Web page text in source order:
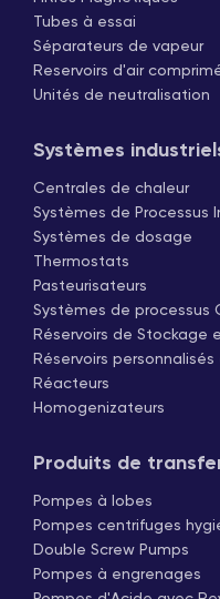
Tubes à essai
Séparateurs de vapeur
Reservoirs d'air
Unités de neutralisation
Systèmes
Centrales de chaleur
Systèmes de Processus
Systèmes de dosage
Thermostats
Pasteurisateurs
Systèmes de processus
Réservoirs de Stockage
Réservoirs
Réacteurs
Homogenizateurs
Produits de
Pompes à lobes
Pompes centrifuges
Double Screw Pumps
Pompes à engrenages